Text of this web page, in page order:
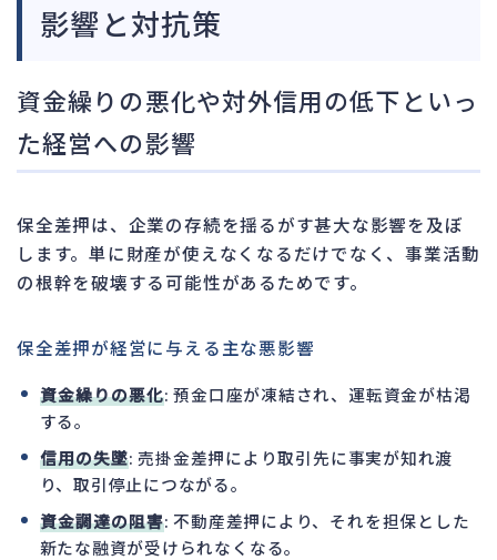
影響と対抗策
資金繰りの悪化や対外信用の低下といっ
た経営への影響
保全差押は、企業の存続を揺るがす甚大な影響を及ぼ
します。単に財産が使えなくなるだけでなく、事業活動
の根幹を破壊する可能性があるためです。
保全差押が経営に与える主な悪影響
資金繰りの悪化: 預金口座が凍結され、運転資金が枯渇
する。
信用の失墜: 売掛金差押により取引先に事実が知れ渡
り、取引停止につながる。
資金調達の阻害: 不動産差押により、それを担保とした
新たな融資が受けられなくなる。